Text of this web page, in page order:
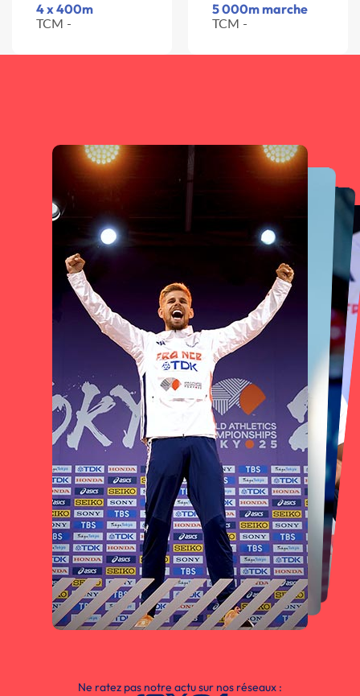
4 x 400m
TCM -
5 000m marche
TCM -
Ne ratez pas notre actu sur nos réseaux :